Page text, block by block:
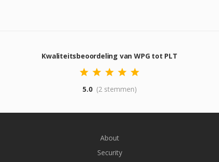
Kwaliteitsbeoordeling van WPG tot PLT
5.0 (2 stemmen)
About
Security